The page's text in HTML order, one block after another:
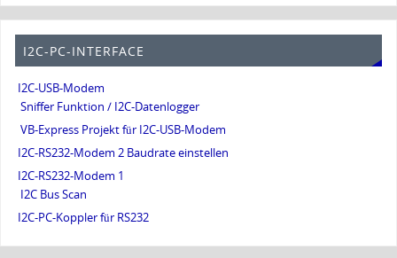
I2C-PC-INTERFACE
I2C-USB-Modem
Sniffer Funktion / I2C-Datenlogger
VB-Express Projekt für I2C-USB-Modem
I2C-RS232-Modem 2 Baudrate einstellen
I2C-RS232-Modem 1
I2C Bus Scan
I2C-PC-Koppler für RS232